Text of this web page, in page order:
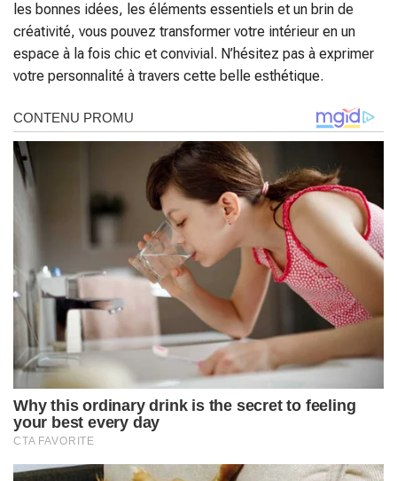
les bonnes idées, les éléments essentiels et un brin de
créativité, vous pouvez transformer votre intérieur en un
espace à la fois chic et convivial. N’hésitez pas à exprimer
votre personnalité à travers cette belle esthétique.